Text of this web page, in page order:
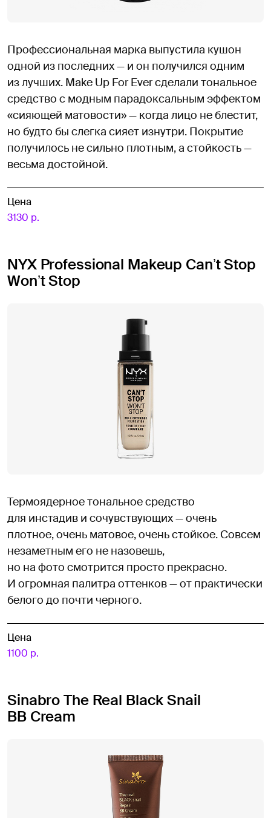
Профессиональная марка выпустила кушон
одной из последних — и он получился одним
из лучших. Make Up For Ever сделали тональное
средство с модным парадоксальным эффектом
«сияющей матовости» — когда лицо не блестит,
но будто бы слегка сияет изнутри. Покрытие
получилось не сильно плотным, а стойкость —
весьма достойной.
Цена
3130 р.
NYX Professional Makeup Canʼt Stop
Wonʼt Stop
Термоядерное тональное средство
для инстадив и сочувствующих — очень
плотное, очень матовое, очень стойкое. Совсем
незаметным его не назовешь,
но на фото смотрится просто прекрасно.
И огромная палитра оттенков — от практически
белого до почти черного.
Цена
1100 р.
Sinabro The Real Black Snail
BB Cream